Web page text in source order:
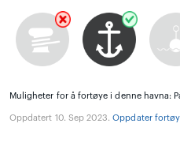
Muligheter for å fortøye i denne havna:
Oppdatert 10. Sep 2023.Oppdater